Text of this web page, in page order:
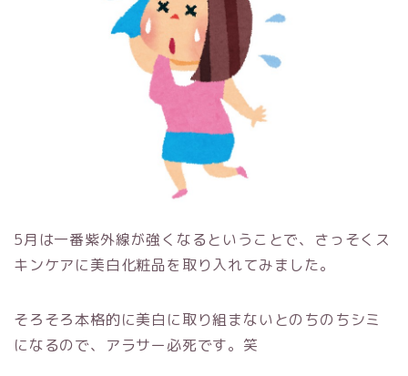
5月は一番紫外線が強くなるということで、さっそくス
キンケアに美白化粧品を取り入れてみました。
そろそろ本格的に美白に取り組まないとのちのちシミ
になるので、アラサー必死です。笑